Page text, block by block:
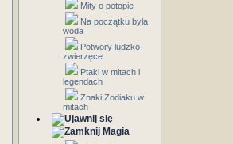
Mity o potopie
Na początku była
woda
Potwory ludzko-
zwierzęce
Ptaki w mitach i
legendach
Znaki Zodiaku w
mitach
Magia